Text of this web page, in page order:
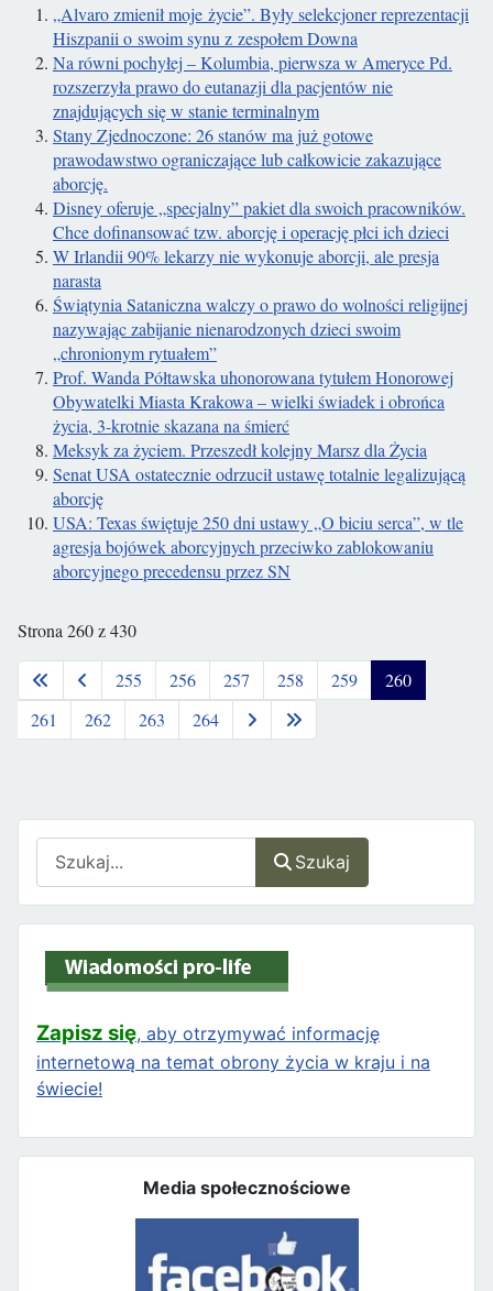
Szukaj
Zapisz się, aby otrzymywać informację
internetową na temat obrony życia w kraju i na
świecie!
Media społecznościowe
„Alvaro zmienił moje życie”. Były selekcjoner reprezentacji
Hiszpanii o swoim synu z zespołem Downa
Na równi pochyłej – Kolumbia, pierwsza w Ameryce Pd.
rozszerzyła prawo do eutanazji dla pacjentów nie
znajdujących się w stanie terminalnym
Stany Zjednoczone: 26 stanów ma już gotowe
prawodawstwo ograniczające lub całkowicie zakazujące
aborcję.
Disney oferuje „specjalny” pakiet dla swoich pracowników.
Chce dofinansować tzw. aborcję i operację płci ich dzieci
W Irlandii 90% lekarzy nie wykonuje aborcji, ale presja
narasta
Świątynia Sataniczna walczy o prawo do wolności religijnej
nazywając zabijanie nienarodzonych dzieci swoim
„chronionym rytuałem”
Prof. Wanda Półtawska uhonorowana tytułem Honorowej
Obywatelki Miasta Krakowa – wielki świadek i obrońca
życia, 3-krotnie skazana na śmierć
Meksyk za życiem. Przeszedł kolejny Marsz dla Życia
Senat USA ostatecznie odrzucił ustawę totalnie legalizującą
aborcję
USA: Texas świętuje 250 dni ustawy „O biciu serca”, w tle
agresja bojówek aborcyjnych przeciwko zablokowaniu
aborcyjnego precedensu przez SN
Strona 260 z 430
255 256 257 258 259
260
261
262 263 264